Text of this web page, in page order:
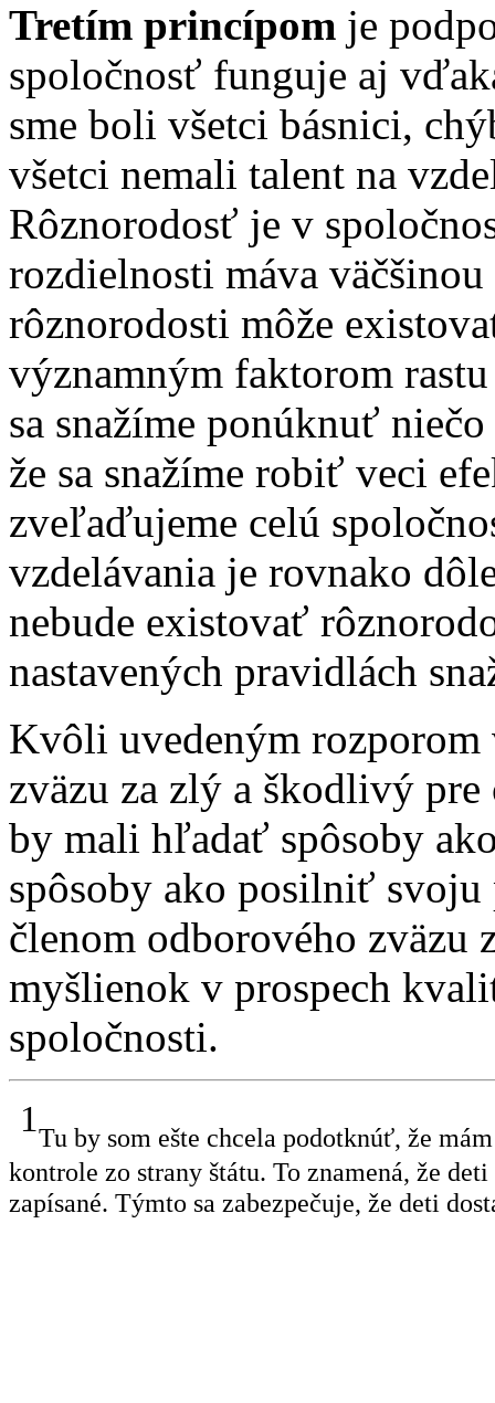
Tretím princípom je
spoločnosť funguje aj
sme boli všetci básnici,
všetci nemali talent na
Rôznorodosť je v
rozdielnosti máva
rôznorodosti môže
významným faktorom
sa snažíme ponúknuť
že sa snažíme robiť veci
zveľaďujeme celú
vzdelávania je rovnako
nebude existovať
nastavených pravidlách
Kvôli uvedeným
zväzu za zlý a škodlivý
by mali hľadať spôsoby
spôsoby ako posilniť svoju
členom odborového zväzu
myšlienok v prospech
spoločnosti.
1Tu by som ešte chcela podotknúť, že
kontrole zo strany štátu. To znamená, že
zapísané. Týmto sa zabezpečuje, že deti